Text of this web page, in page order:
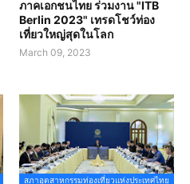
ภาคเอกชนไทย ร่วมงาน "ITB
Berlin 2023" เทรดโชว์ท่อง
เที่ยวใหญ่สุดในโลก
March 09, 2023
สภาอุตสาหกรรมท่องเที่ยวแห่งประเทศไทย